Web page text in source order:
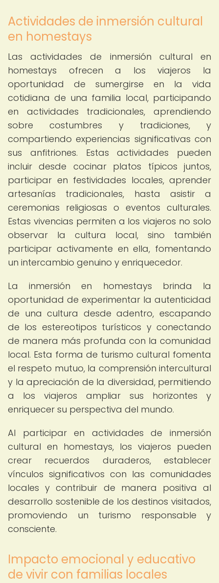
Actividades de inmersión cultural
en homestays
Las actividades de inmersión cultural en
homestays ofrecen a los viajeros la
oportunidad de sumergirse en la vida
cotidiana de una familia local, participando
en actividades tradicionales, aprendiendo
sobre costumbres y tradiciones, y
compartiendo experiencias significativas con
sus anfitriones. Estas actividades pueden
incluir desde cocinar platos típicos juntos,
participar en festividades locales, aprender
artesanías tradicionales, hasta asistir a
ceremonias religiosas o eventos culturales.
Estas vivencias permiten a los viajeros no solo
observar la cultura local, sino también
participar activamente en ella, fomentando
un intercambio genuino y enriquecedor.
La inmersión en homestays brinda la
oportunidad de experimentar la autenticidad
de una cultura desde adentro, escapando
de los estereotipos turísticos y conectando
de manera más profunda con la comunidad
local. Esta forma de turismo cultural fomenta
el respeto mutuo, la comprensión intercultural
y la apreciación de la diversidad, permitiendo
a los viajeros ampliar sus horizontes y
enriquecer su perspectiva del mundo.
Al participar en actividades de inmersión
cultural en homestays, los viajeros pueden
crear recuerdos duraderos, establecer
vínculos significativos con las comunidades
locales y contribuir de manera positiva al
desarrollo sostenible de los destinos visitados,
promoviendo un turismo responsable y
consciente.
Impacto emocional y educativo
de vivir con familias locales